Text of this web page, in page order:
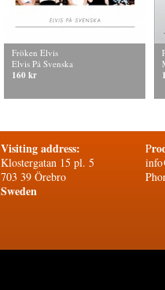
Fröken Elvis
Elvis På Svenska
160 kr
Visiting address:
Klostergatan 15 pl. 5
703 39 Örebro
Sweden
P